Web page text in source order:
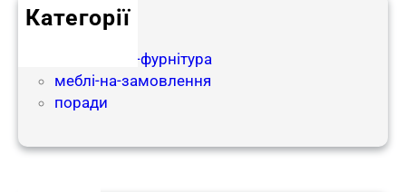
Категорії
матеріали-і-фурнітура
меблі-на-замовлення
поради